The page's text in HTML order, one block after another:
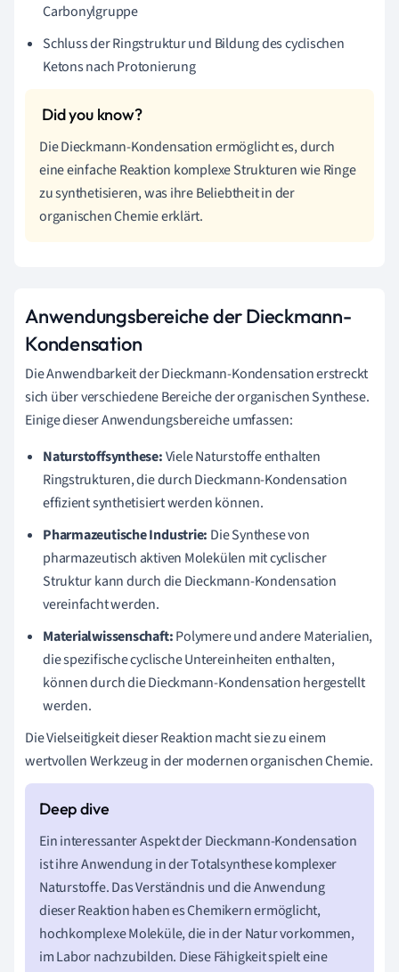
Carbonylgruppe
Schluss der Ringstruktur und Bildung des cyclischen
Ketons nach Protonierung
Die Dieckmann-Kondensation ermöglicht es, durch
eine einfache Reaktion komplexe Strukturen wie Ringe
zu synthetisieren, was ihre Beliebtheit in der
organischen Chemie erklärt.
Anwendungsbereiche der Dieckmann-
Kondensation
Die Anwendbarkeit der Dieckmann-Kondensation erstreckt
sich über verschiedene Bereiche der organischen Synthese.
Einige dieser Anwendungsbereiche umfassen:
Naturstoffsynthese:Viele Naturstoffe enthalten
Ringstrukturen, die durch Dieckmann-Kondensation
effizient synthetisiert werden können.
Pharmazeutische Industrie: Die Synthese von
pharmazeutisch aktiven Molekülen mit cyclischer
Struktur kann durch die Dieckmann-Kondensation
vereinfacht werden.
Materialwissenschaft:Polymere und andere Materialien,
die spezifische cyclische Untereinheiten enthalten,
können durch die Dieckmann-Kondensation hergestellt
werden.
Die Vielseitigkeit dieser Reaktion macht sie zu einem
wertvollen Werkzeug in der modernen organischen Chemie.
Ein interessanter Aspekt der Dieckmann-Kondensation
ist ihre Anwendung in der Totalsynthese komplexer
Naturstoffe. Das Verständnis und die Anwendung
dieser Reaktion haben es Chemikern ermöglicht,
hochkomplexe Moleküle, die in der Natur vorkommen,
im Labor nachzubilden. Diese Fähigkeit spielt eine